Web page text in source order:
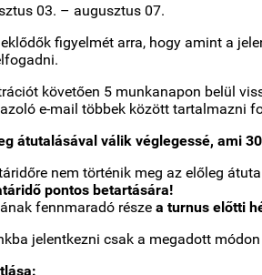
03. – augusztus 07.
figyelmét arra, hogy amint a
követően 5 munkanapon belül
e-mail többek között tartalmazni
átutalásával válik véglegessé, ami
nem történik meg az előleg
pontos betartására!
fennmaradó része a turnus előtti
jelentkezni csak a megadott